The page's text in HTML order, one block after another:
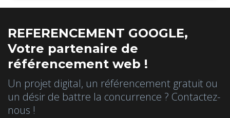
REFERENCEMENT GOOGLE,
Votre partenaire de
référencement web !
Un projet digital, un référencement gratuit ou
un désir de battre la concurrence ? Contactez-
nous !